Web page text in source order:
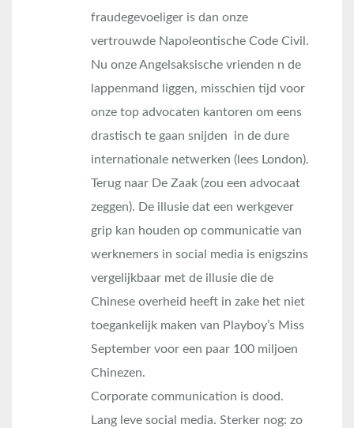
fraudegevoeliger is dan onze
vertrouwde Napoleontische Code Civil.
Nu onze Angelsaksische vrienden n de
lappenmand liggen, misschien tijd voor
onze top advocaten kantoren om eens
drastisch te gaan snijden in de dure
internationale netwerken (lees London).
Terug naar De Zaak (zou een advocaat
zeggen). De illusie dat een werkgever
grip kan houden op communicatie van
werknemers in social media is enigszins
vergelijkbaar met de illusie die de
Chinese overheid heeft in zake het niet
toegankelijk maken van Playboy’s Miss
September voor een paar 100 miljoen
Chinezen.
Corporate communication is dood.
Lang leve social media. Sterker nog: zo